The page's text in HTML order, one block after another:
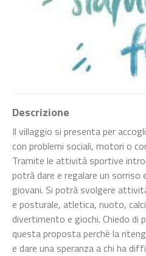
Descrizione
Il villaggio si presenta per
con problemi sociali, motori o
Tramite le attività sportive
potrà dare e regalare un sorriso
giovani. Si potrà svolgere
e posturale, atletica, nuoto,
divertimento e giochi. Chiedo di
questa proposta perchè la
e dare una speranza a chi ha